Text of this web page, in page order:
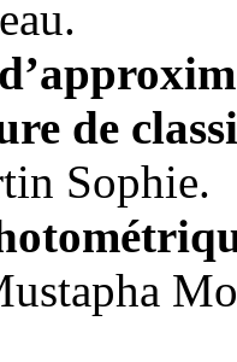
de
Sophie.